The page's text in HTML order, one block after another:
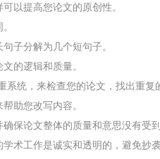
以提高您论文的原创性。
子分解为几个短句子。
的逻辑和质量。
统，来检查您的论文，找出重复
助您改写内容。
保论文整体的质量和意思没有受到
术工作是诚实和透明的，避免